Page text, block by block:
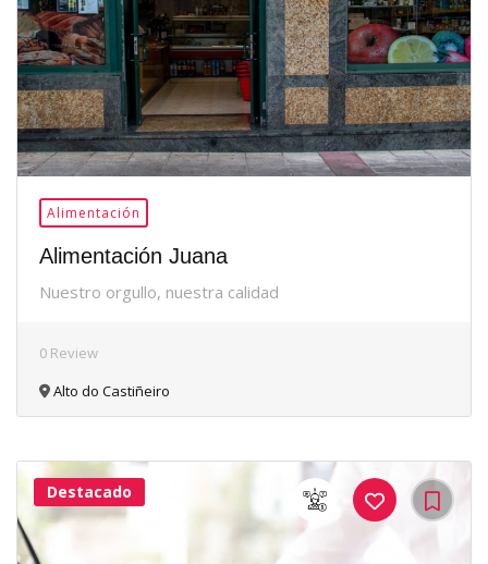
Alimentación
Alimentación Juana
Nuestro orgullo, nuestra calidad
0 Review
Alto do Castiñeiro
36Me
Gusta
Destacado